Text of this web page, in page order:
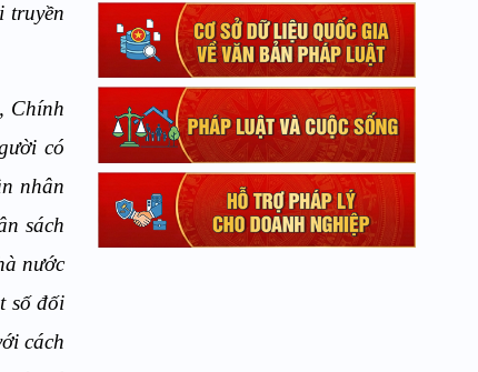
truyền
Chính
có
nhân
sách
nước
số đối
cách